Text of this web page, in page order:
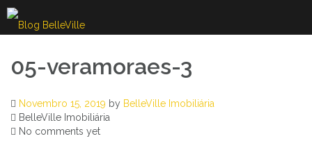
Skip
to
content
05-veramoraes-3
Novembro 15, 2019 by BelleVille Imobiliária
BelleVille Imobiliária
No comments yet